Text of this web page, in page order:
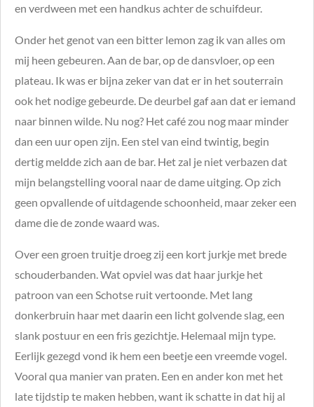
en verdween met een handkus achter de schuifdeur.
Onder het genot van een bitter lemon zag ik van alles om
mij heen gebeuren. Aan de bar, op de dansvloer, op een
plateau. Ik was er bijna zeker van dat er in het souterrain
ook het nodige gebeurde. De deurbel gaf aan dat er iemand
naar binnen wilde. Nu nog? Het café zou nog maar minder
dan een uur open zijn. Een stel van eind twintig, begin
dertig meldde zich aan de bar. Het zal je niet verbazen dat
mijn belangstelling vooral naar de dame uitging. Op zich
geen opvallende of uitdagende schoonheid, maar zeker een
dame die de zonde waard was.
Over een groen truitje droeg zij een kort jurkje met brede
schouderbanden. Wat opviel was dat haar jurkje het
patroon van een Schotse ruit vertoonde. Met lang
donkerbruin haar met daarin een licht golvende slag, een
slank postuur en een fris gezichtje. Helemaal mijn type.
Eerlijk gezegd vond ik hem een beetje een vreemde vogel.
Vooral qua manier van praten. Een en ander kon met het
late tijdstip te maken hebben, want ik schatte in dat hij al